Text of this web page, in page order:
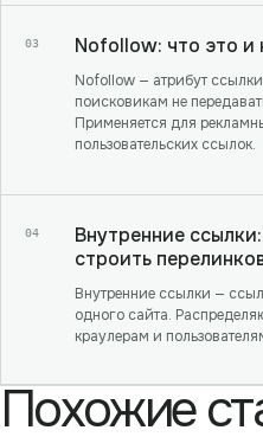
03 Nofollow: что это и
Nofollow — атрибут
поисковикам не
Применяется для
пользовательских ссылок.
04
Внутренние
строить
Внутренние ссылки —
одного сайта.
краулерам и
Похожие